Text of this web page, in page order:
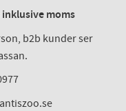
moms
b2b kunder ser